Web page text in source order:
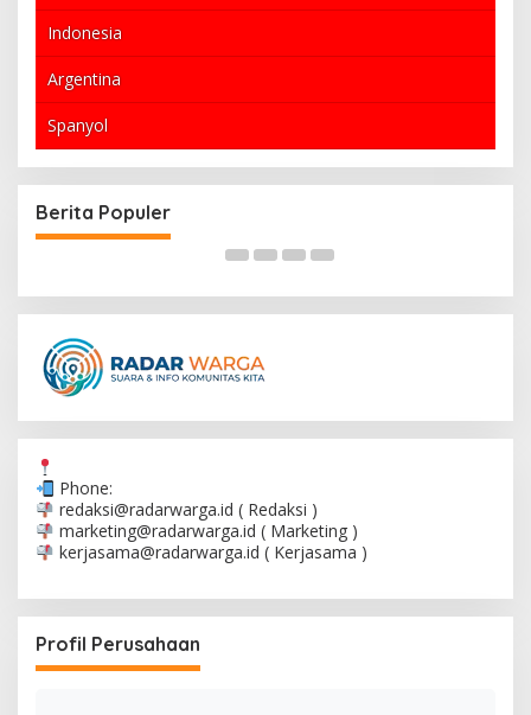
Indonesia
Argentina
Spanyol
Berita Populer
Anderlecht di Liga Europa:
Kasus Video
Phone:
redaksi@radarwarga.id ( Redaksi )
marketing@radarwarga.id ( Marketing )
kerjasama@radarwarga.id ( Kerjasama )
Profil Perusahaan